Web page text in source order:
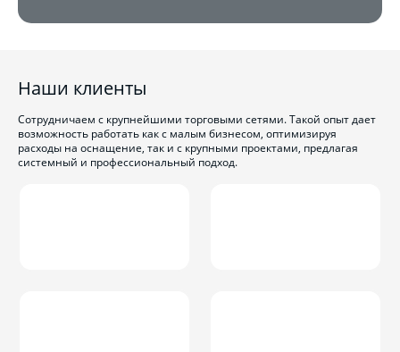
Наши клиенты
Сотрудничаем с крупнейшими торговыми сетями. Такой опыт дает
возможность работать как с малым бизнесом, оптимизируя
расходы на оснащение, так и с крупными проектами, предлагая
системный и профессиональный подход.